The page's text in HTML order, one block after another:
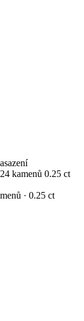
24 kamenů 0.25 ct
· 0.25 ct